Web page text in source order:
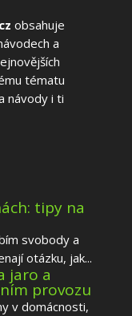
obsahuje
a
tématu
návody i ti
tipy na
svobody a
otázku, jak...
jaro a
provozu
v domácnosti,